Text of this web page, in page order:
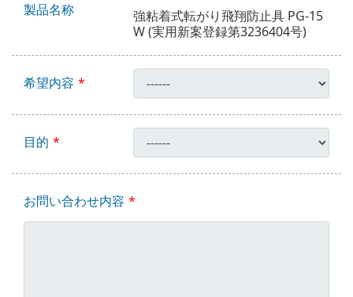
製品名称
強粘着式転がり飛翔防止具 PG-15
W (実用新案登録第3236404号)
希望内容
目的
お問い合わせ内容